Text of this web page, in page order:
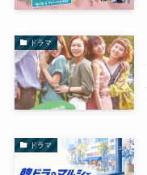
ドラマ
ドラマ